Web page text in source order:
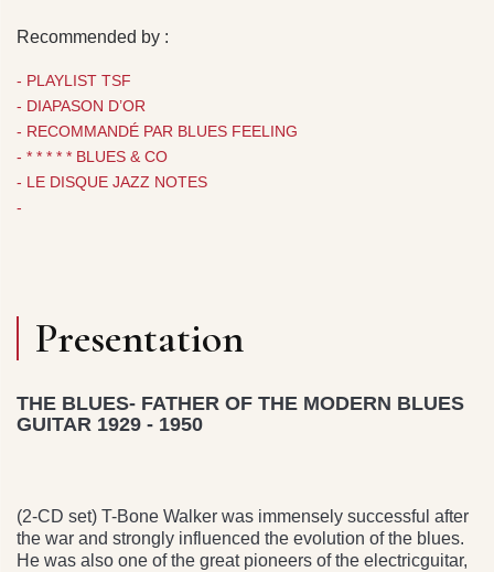
Recommended by :
- PLAYLIST TSF
- DIAPASON D’OR
- RECOMMANDÉ PAR BLUES FEELING
- * * * * * BLUES & CO
- LE DISQUE JAZZ NOTES
-
Presentation
THE BLUES- FATHER OF THE MODERN BLUES
GUITAR 1929 - 1950
(2-CD set) T-Bone Walker was immensely successful after
the war and strongly influenced the evolution of the blues.
He was also one of the great pioneers of the electricguitar,